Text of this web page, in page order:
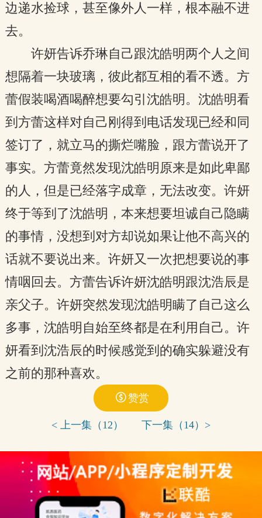
边递水捡球，甚至像外人一样，根本融不进
去。
许妍告诉乔琳自己跟沈皓明两个人之间
想隔着一块玻璃，彼此都互相的看不透。方
蕾假装喝酒喝醉想要勾引沈皓明。沈皓明看
到方蕾这样对自己刚得到电话发现已经和同
签订了，就立马的撕烂嘴脸，跟方蕾说开了
事实。方蕾竟然发现沈皓明原来是如此卑鄙
的人，但是已经落字成章，无法改变。许妍
终于等到了沈皓明，本来想要坦诚自己隐瞒
的事情，没想到对方却说如果让他不高兴的
话就不要说出来。许妍又一次把想要说的事
情咽回去。方蕾告诉许妍沈皓明跟沈浩辰是
亲父子。许妍突然发现沈皓明瞒了自己这么
多事，沈皓明自始至终都是在利用自己。许
妍看到沈浩辰的时候感觉到的确实躲避没有
之前的那种喜欢。
赞赏
< 上一集（12） 下一集（14）>